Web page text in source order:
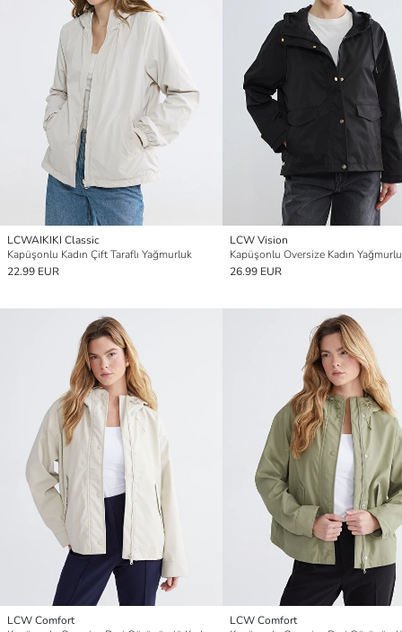
LCWAIKIKI Classic
Kapüşonlu Kadın Çift Taraflı Yağmurluk
22.99 EUR
LCW Vision
Kapüşonlu Oversize Kadın
26.99 EUR
LCW Comfort
LCW Comfort